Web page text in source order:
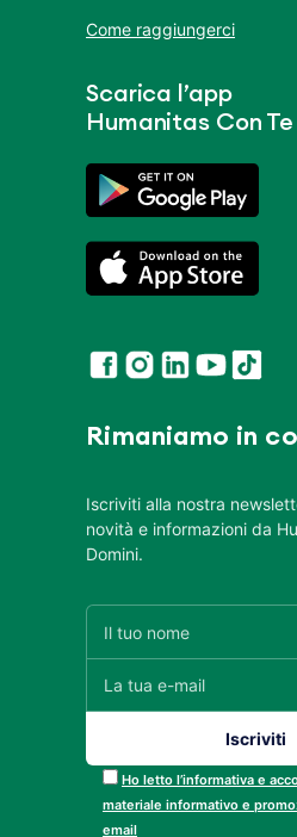
Come raggiungerci
Scarica l’app
Humanitas Con Te
Rimaniamo in
Iscriviti alla nostra
novità e informazioni da
Domini.
Ho letto l’informativa e
materiale informativo e
email